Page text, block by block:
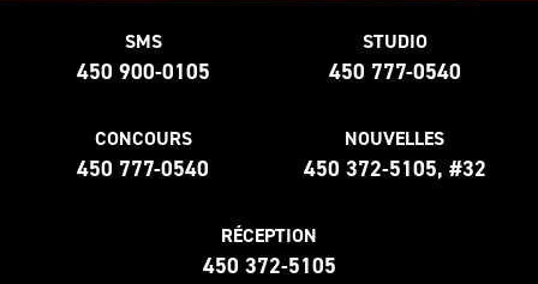
SMS
450 900-0105
STUDIO
450 777-0540
CONCOURS
450 777-0540
NOUVELLES
450 372-5105, #32
RÉCEPTION
450 372-5105